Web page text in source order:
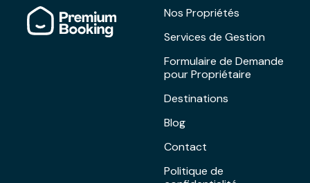
Nos Propriétés
Services de Gestion
Formulaire de Demande
pour Propriétaire
Destinations
Blog
Contact
Politique de